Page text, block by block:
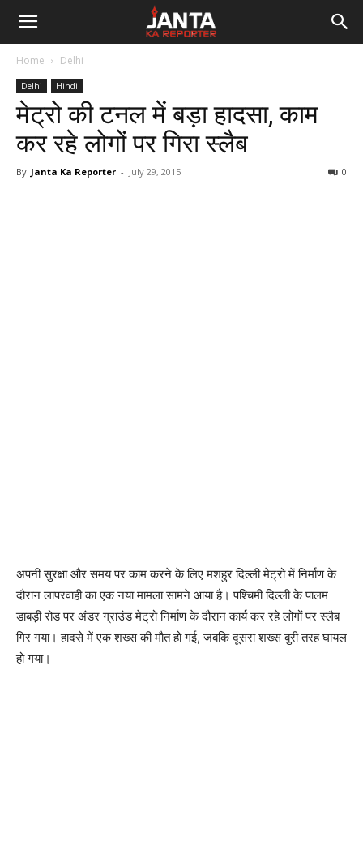
Janta
Reporter
Home Delhi
Delhi Hindi
मेट्रो की टनल में बड़ा हादसा, काम
कर रहे लोगों पर गिरा स्लैब
By Janta Ka Reporter - July 29, 2015 0
अपनी सुरक्षा और समय पर काम करने के लिए मशहुर दिल्ली मेट्रो में निर्माण के
दौरान लापरवाही का एक नया मामला सामने आया है। पश्चिमी दिल्ली के पालम
डाबड़ी रोड पर अंडर ग्राउंड मेट्रो निर्माण के दौरान कार्य कर रहे लोगों पर स्लैब
गिर गया। हादसे में एक शख्स की मौत हो गई, जबकि दूसरा शख्स बुरी तरह घायल
हो गया।